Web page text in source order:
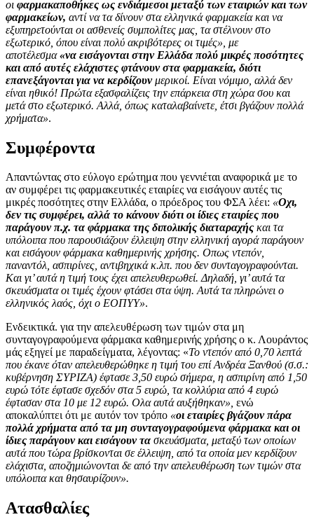
οι φαρμακαποθήκες ως ενδιάμεσοι μεταξύ των εταιριών και των
φαρμακείων, αντί να τα δίνουν στα ελληνικά φαρμακεία και να
εξυπηρετούνται οι ασθενείς συμπολίτες μας, τα στέλνουν στο
εξωτερικό, όπου είναι πολύ ακριβότερες οι τιμές», με
αποτέλεσμα«να εισάγονται στην Ελλάδα πολύ μικρές ποσότητες
και από αυτές ελάχιστες φτάνουν στα φαρμακεία, διότι
επανεξάγονται για να κερδίζουνμερικοί. Είναι νόμιμο, αλλά δεν
είναι ηθικό! Πρώτα εξασφαλίζεις την επάρκεια στη χώρα σου και
μετά στο εξωτερικό. Αλλά, όπως καταλαβαίνετε, έτσι βγάζουν πολλά
χρήματα».
Συμφέροντα
Απαντώντας στο εύλογο ερώτημα που γεννιέται αναφορικά με το
αν συμφέρει τις φαρμακευτικές εταιρίες να εισάγουν αυτές τις
μικρές ποσότητες στην Ελλάδα, ο πρόεδρος του ΦΣΑ λέει: «Οχι,
δεν τις συμφέρει, αλλά το κάνουν διότι οι ίδιες εταιρίες που
παράγουν π.χ. τα φάρμακα της διπολικής διαταραχής και τα
υπόλοιπα που παρουσιάζουν έλλειψη στην ελληνική αγορά παράγουν
και εισάγουν φάρμακα καθημερινής χρήσης. Οπως ντεπόν,
παναντόλ, ασπιρίνες, αντιβηχικά κ.λπ. που δεν συνταγογραφούνται.
Και γι’ αυτά η τιμή τους έχει απελευθερωθεί. Δηλαδή, γι’ αυτά τα
σκευάσματα οι τιμές έχουν φτάσει στα ύψη. Αυτά τα πληρώνει ο
ελληνικός λαός, όχι ο ΕΟΠΥΥ».
Ενδεικτικά. για την απελευθέρωση των τιμών στα μη
συνταγογραφούμενα φάρμακα καθημερινής χρήσης ο κ. Λουράντος
μάς εξηγεί με παραδείγματα, λέγοντας: «Το ντεπόν από 0,70 λεπτά
που έκανε όταν απελευθερώθηκε η τιμή του επί Ανδρέα Ξανθού (σ.σ.:
κυβέρνηση ΣΥΡΙΖΑ) έφτασε 3,50 ευρώ σήμερα, η ασπιρίνη από 1,50
ευρώ τότε έφτασε σχεδόν στα 5 ευρώ, τα κολλύρια από 4 ευρώ
έφτασαν στα 10 με 12 ευρώ. Ολα αυτά αυξήθηκαν», ενώ
αποκαλύπτει ότι με αυτόν τον τρόπο «οι εταιρίες βγάζουν πάρα
πολλά χρήματα από τα μη συνταγογραφούμενα φάρμακα και οι
ίδιες παράγουν και εισάγουν τα σκευάσματα, μεταξύ των οποίων
αυτά που τώρα βρίσκονται σε έλλειψη, από τα οποία μεν κερδίζουν
ελάχιστα, αποζημιώνονται δε από την απελευθέρωση των τιμών στα
υπόλοιπα και θησαυρίζουν».
Aτασθαλίες